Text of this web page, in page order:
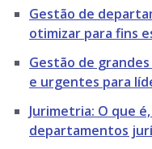
Gestão de
otimizar para fins
Gestão de
e urgentes para
Jurimetria: O que
departamentos